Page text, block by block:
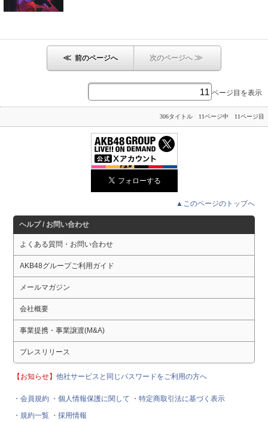
≪ 前のページへ 次のページへ≫
ページ目を表示
306タイトル 11ページ中 11ページ目
▲このページのトップへ
ヘルプ / お問い合わせ
よくある質問・お問い合わせ
AKB48グループご利用ガイド
メールマガジン
会社概要
事業提携・事業譲渡(M&A)
プレスリリース
【お知らせ】他社サービスと同じパスワードをご利用の方へ
・会員規約 ・個人情報保護に関して
・特定商取引法に基づく表示
・規約一覧 ・採用情報